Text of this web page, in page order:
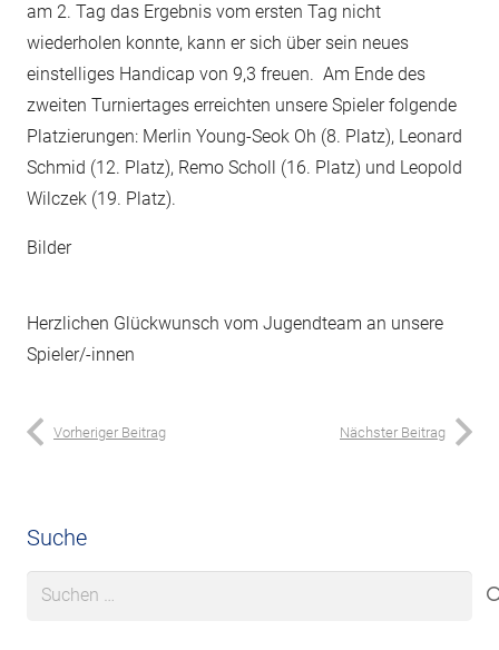
am 2. Tag das Ergebnis vom ersten Tag nicht
wiederholen konnte, kann er sich über sein neues
einstelliges Handicap von 9,3 freuen. Am Ende des
zweiten Turniertages erreichten unsere Spieler folgende
Platzierungen: Merlin Young-Seok Oh (8. Platz), Leonard
Schmid (12. Platz), Remo Scholl (16. Platz) und Leopold
Wilczek (19. Platz).
Bilder
Herzlichen Glückwunsch vom Jugendteam an unsere
Spieler/-innen
Vorheriger Beitrag Nächster Beitrag
Suche
Suchen